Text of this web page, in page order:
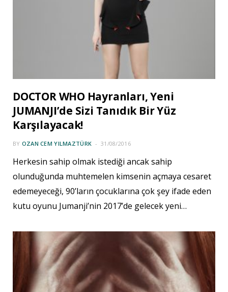
DOCTOR WHO Hayranları, Yeni
JUMANJI’de Sizi Tanıdık Bir Yüz
Karşılayacak!
BY OZAN CEM YILMAZTÜRK 31/08/2016
Herkesin sahip olmak istediği ancak sahip
olunduğunda muhtemelen kimsenin açmaya cesaret
edemeyeceği, 90’ların çocuklarına çok şey ifade eden
kutu oyunu Jumanji’nin 2017’de gelecek yeni…